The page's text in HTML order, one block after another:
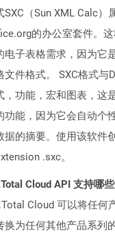
SXC（Sun XML Calc）
的办公室套件。
电子表格需求，因为它
文件格式。 SXC格式与
，功能，宏和图表，这
功能，因为它会自动个
据的摘要。使用该软件
.sxc。
Cloud API 支持哪
Cloud 可以将任何
换为任何其他产品系列